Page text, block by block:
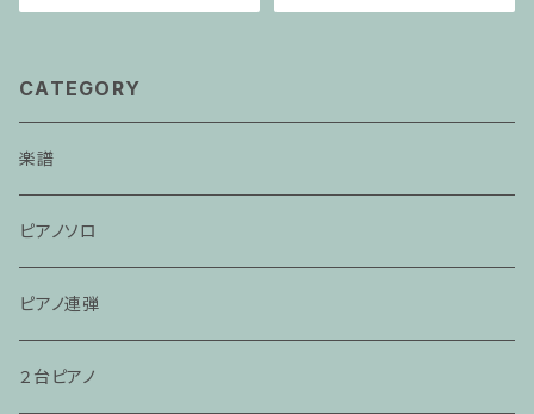
CATEGORY
楽譜
ピアノソロ
ピアノ連弾
２台ピアノ